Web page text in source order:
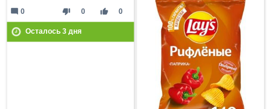
thumb_down 0 thumb_up 0
mode_comment 0
Осталось 3дня